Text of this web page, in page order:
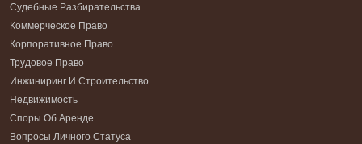
Судебные Разбирательства
Коммерческое Право
Корпоративное Право
Трудовое Право
Инжиниринг И Строительство
Недвижимость
Споры Об Аренде
Вопросы Личного Статуса